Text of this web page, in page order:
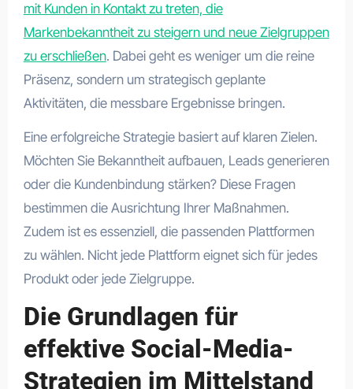
mit Kunden in Kontakt zu treten, die
Markenbekanntheit zu steigern und neue Zielgruppen
zu erschließen. Dabei geht es weniger um die reine
Präsenz, sondern um strategisch geplante
Aktivitäten, die messbare Ergebnisse bringen.
Eine erfolgreiche Strategie basiert auf klaren Zielen.
Möchten Sie Bekanntheit aufbauen, Leads generieren
oder die Kundenbindung stärken? Diese Fragen
bestimmen die Ausrichtung Ihrer Maßnahmen.
Zudem ist es essenziell, die passenden Plattformen
zu wählen. Nicht jede Plattform eignet sich für jedes
Produkt oder jede Zielgruppe.
Die Grundlagen für
effektive Social-Media-
Strategien im Mittelstand